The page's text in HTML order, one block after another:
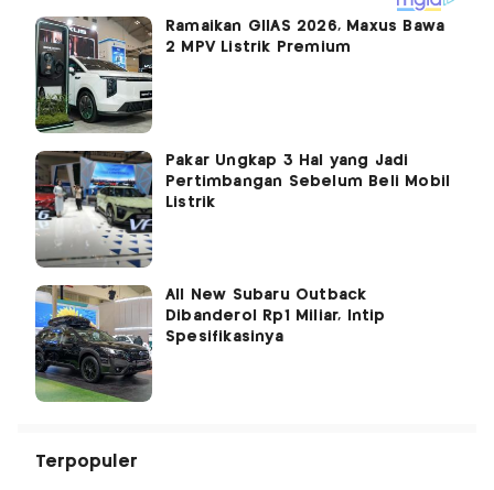
Ramaikan GIIAS 2026, Maxus Bawa
2 MPV Listrik Premium
Pakar Ungkap 3 Hal yang Jadi
Pertimbangan Sebelum Beli Mobil
Listrik
All New Subaru Outback
Dibanderol Rp1 Miliar, Intip
Spesifikasinya
Terpopuler